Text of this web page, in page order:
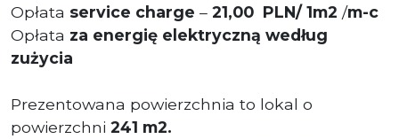
Opłata service charge – 21,00 PLN/ 1m2 /m-c
Opłata za energię elektryczną według
zużycia
Prezentowana powierzchnia to lokal o
powierzchni 241 m2.